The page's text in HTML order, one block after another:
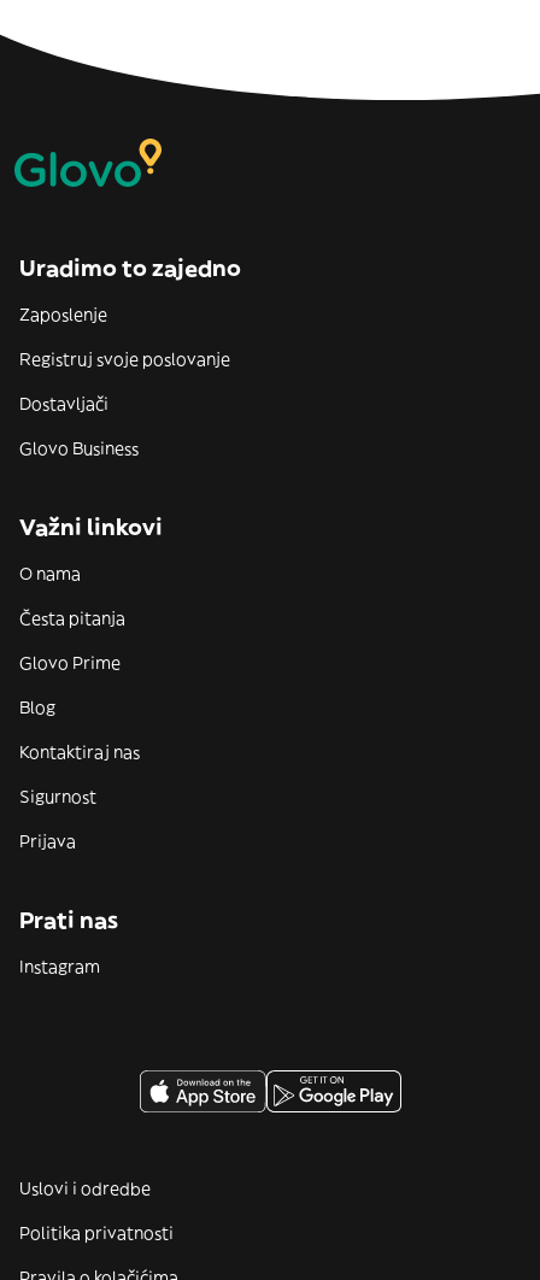
Uradimo to zajedno
Zaposlenje
Registruj svoje poslovanje
Dostavljači
Glovo Business
Važni linkovi
O nama
Česta pitanja
Glovo Prime
Blog
Kontaktiraj nas
Sigurnost
Prijava
Prati nas
Instagram
Uslovi i odredbe
Politika privatnosti